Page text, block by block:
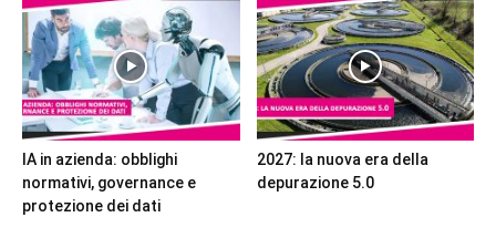
IA in azienda: obblighi
normativi, governance e
protezione dei dati
2027: la nuova era della
depurazione 5.0